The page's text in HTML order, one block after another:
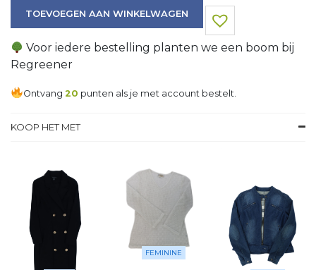
TOEVOEGEN AAN WINKELWAGEN
Voor iedere bestelling planten we een boom bij
Regreener
Ontvang20 punten als je met account bestelt.
KOOP HET MET
FEMININE